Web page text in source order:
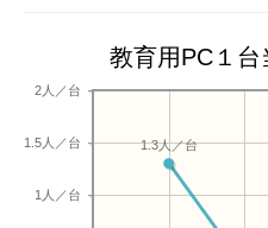
教育用PC１
1人／台
1.5人／台
2人／台
1.3人／台